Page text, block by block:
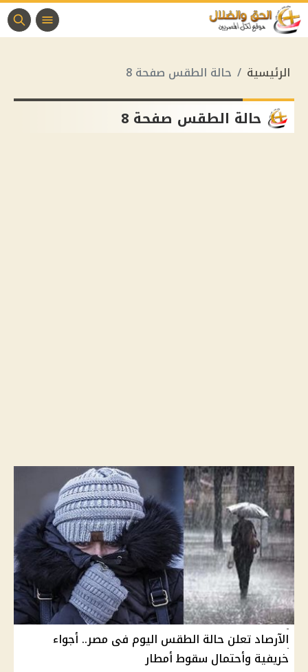
الرئيسية حالة الطقس صفحة 8
حالة الطقس صفحة 8
الآرصاد تعلن حالة الطقس اليوم فى مصر.. أجواء
خريفية وأحتمال سقوط أمطار